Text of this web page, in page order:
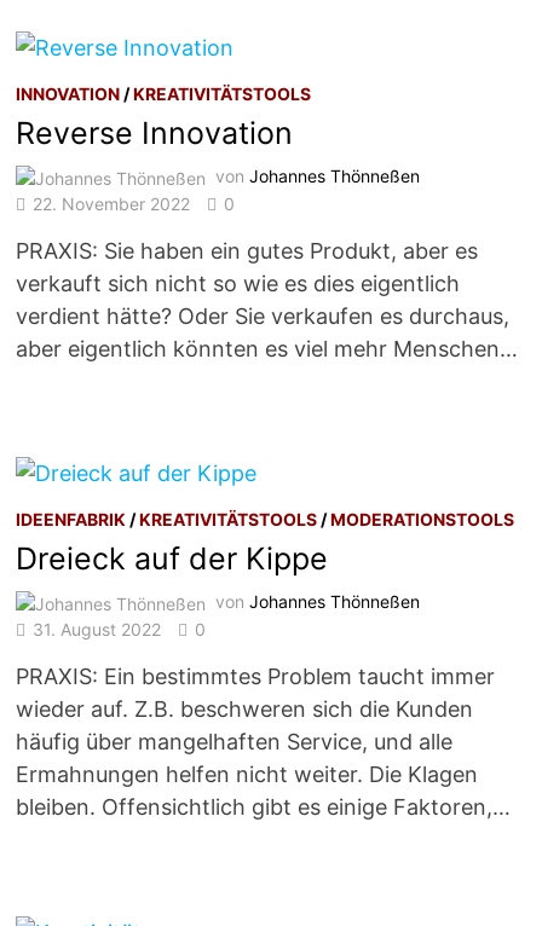
INNOVATION /KREATIVITÄTSTOOLS
Reverse Innovation
vonJohannes Thönneßen
22. November 2022
0
PRAXIS: Sie haben ein gutes Produkt, aber es
verkauft sich nicht so wie es dies eigentlich
verdient hätte? Oder Sie verkaufen es durchaus,
aber eigentlich könnten es viel mehr Menschen…
IDEENFABRIK /KREATIVITÄTSTOOLS /MODERATIONSTOOLS
Dreieck auf der Kippe
vonJohannes Thönneßen
31. August 2022
0
PRAXIS: Ein bestimmtes Problem taucht immer
wieder auf. Z.B. beschweren sich die Kunden
häufig über mangelhaften Service, und alle
Ermahnungen helfen nicht weiter. Die Klagen
bleiben. Offensichtlich gibt es einige Faktoren,…